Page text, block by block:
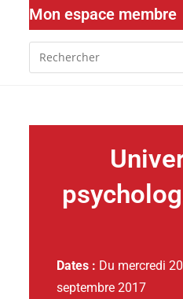
Mon espace membre
Dates : Du mercredi
septembre 2017